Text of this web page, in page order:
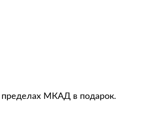
пределах МКАД в подарок.